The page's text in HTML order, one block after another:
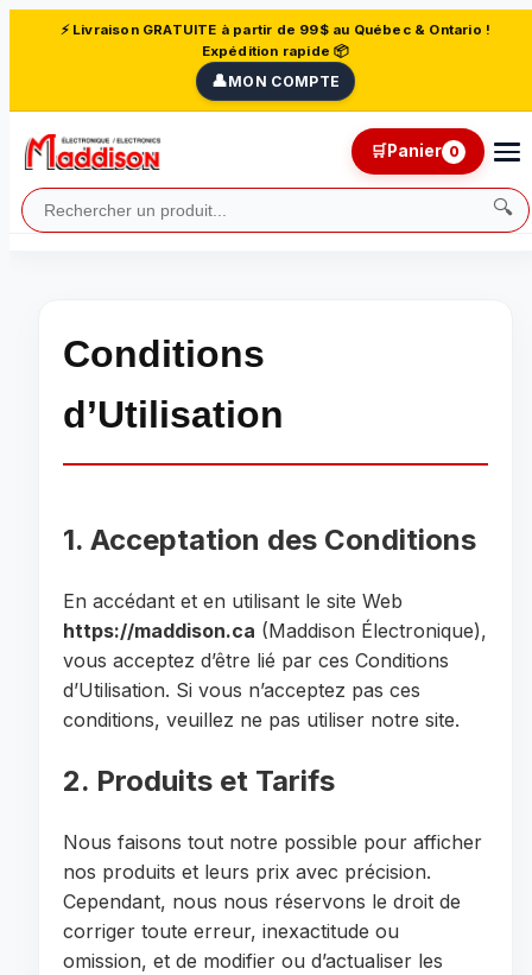
⚡ Livraison GRATUITE à partir de 99$ au Québec & Ontario !
Expédition rapide 📦
👤MON COMPTE
🔍
🛒Panier 0
Conditions
d’Utilisation
1. Acceptation des Conditions
En accédant et en utilisant le site Web
https://maddison.ca (Maddison Électronique),
vous acceptez d’être lié par ces Conditions
d’Utilisation. Si vous n’acceptez pas ces
conditions, veuillez ne pas utiliser notre site.
2. Produits et Tarifs
Nous faisons tout notre possible pour afficher
nos produits et leurs prix avec précision.
Cependant, nous nous réservons le droit de
corriger toute erreur, inexactitude ou
omission, et de modifier ou d’actualiser les